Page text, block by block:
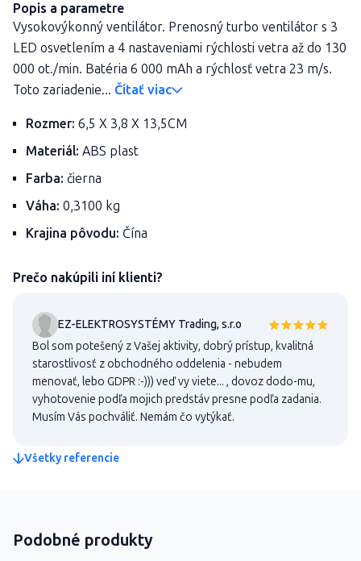
Popis a parametre
Vysokovýkonný ventilátor. Prenosný turbo ventilátor s 3
LED osvetlením a 4 nastaveniami rýchlosti vetra až do 130
000 ot./min. Batéria 6 000 mAh a rýchlosť vetra 23 m/s.
Toto zariadenie... Čítať viac
Rozmer: 6,5 X 3,8 X 13,5CM
Materiál: ABS plast
Farba: čierna
Váha: 0,3100 kg
Krajina pôvodu: Čína
Prečo nakúpili iní klienti?
EZ-ELEKTROSYSTÉMY Trading, s.r.o
Bol som potešený z Vašej aktivity, dobrý prístup, kvalitná
starostlivosť z obchodného oddelenia - nebudem
menovať, lebo GDPR :-))) veď vy viete... , dovoz dodo-mu,
vyhotovenie podľa mojich predstáv presne podľa zadania.
Musím Vás pochváliť. Nemám čo vytýkať.
Všetky referencie
Podobné produkty